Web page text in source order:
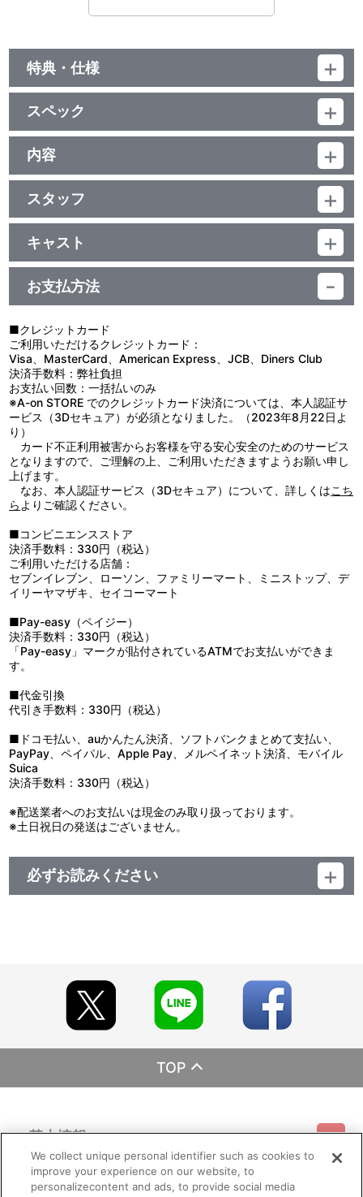
特典・仕様
他、仕様
本編連続再生機能
（前・後編として放映された本作品を気にすることなくお楽しみい
ただけます）
スペック
品番：BCBA-3633
ジャンル：TVアニメ編集版
ﾄﾞﾙﾋﾞｰﾃﾞｼﾞﾀﾙ(ﾓﾉﾗﾙ)／片面1層／ｽﾀﾝﾀﾞｰﾄﾞ／日本語字幕付（ON・
OFF可能）／カラー／確90分／1巻
内容
制作年度：1989年
大人にならない少年・ピーターパンは、ある夜、自分の影を探しに
ウェンディの部屋にやってきます。ピーターパンがやってくると信
じていたウェンディは大喜び。そして、弟のジョンとマイケルも一
緒に、夢の国ネバーランドへ旅立ちます。毎日が楽しいことの連続
でしたが、ここにはピーターパンの宿敵、残酷で恐ろしい、海賊の
フック船長がいたのです。
さあ、ウェンディたちの想像もつかない冒険が始まります!
スタッフ
＜TVシリーズ本編スタッフ＞
原作：ジェームズ・M・バリ／製作：本橋浩一／脚本：雪室俊一、
島田 満／音楽：渡辺俊幸／主題歌：ＯＰ「もう一度ピーターパン」
唄：ゆうゆ ＥＤ「夢よ開けゴマ！」唄：ゆうゆ／ｷｬﾗｸﾀｰﾃﾞｻﾞｲﾝ・
場面設定：なかむらたかし／作画監督：川崎博嗣、大久保富彦、沖
浦啓之、ふるたしょうじ 他／美術設定：川本征平／美術監督：高野
＜完結版スタッフ＞
企画：佐藤昭司／構成：平 喜美子／音響監督：早瀬博雪／演出：楠
葉宏三／制作：日本アニメーション、BS FUJI
キャスト
ピーターパン：日高のり子／ウェンディ：松井菜桜子／ジョン：羽
村京子／マイケル：渕崎ゆり子／ティンカー・ベル：島本須美／タ
イガー・リリー：川村万梨阿／フック船長：大塚周夫
お支払方法
■クレジットカード
ご利用いただけるクレジットカード：
Visa、MasterCard、American Express、JCB、Diners Club
決済手数料：弊社負担
お支払い回数：一括払いのみ
※A-on STORE でのクレジットカード決済については、本人認証サ
ービス（3Dセキュア）が必須となりました。（2023年8月22日よ
り）
カード不正利用被害からお客様を守る安心安全のためのサービス
となりますので、ご理解の上、ご利用いただきますようお願い申し
上げます。
なお、本人認証サービス（3Dセキュア）について、詳しくはこち
ら よりご確認ください。
■コンビニエンスストア
決済手数料：330円（税込）
ご利用いただける店舗：
セブンイレブン、ローソン、ファミリーマート、ミニストップ、デ
イリーヤマザキ、セイコーマート
■Pay-easy（ペイジー）
決済手数料：330円（税込）
「Pay-easy」マークが貼付されているATMでお支払いができま
す。
■代金引換
代引き手数料：330円（税込）
■ドコモ払い、auかんたん決済、ソフトバンクまとめて支払い、
PayPay、ペイパル、Apple Pay、メルペイネット決済、モバイル
Suica
決済手数料：330円（税込）
※配送業者へのお支払いは現金のみ取り扱っております。
※土日祝日の発送はございません。
必ずお読みください
TOP
基本情報
利用規約 特定商取引法に基づく表示 プライバシーポリシー
ご利用情報
We collect unique personal identifier such as cookies to
improve your experience on our website, to
personalizecontent and ads, to provide social media